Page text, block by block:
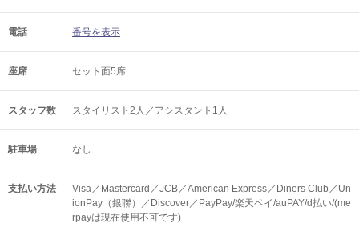
電話 番号を表示
座席 セット面5席
スタッフ数 スタイリスト2人／アシスタント1人
駐車場 なし
支払い方法
Visa／Mastercard／JCB／American Express／Diners Club／Un
ionPay（銀聯）／Discover／PayPay/楽天ペイ/auPAY/d払い/(me
rpayは現在使用不可です)